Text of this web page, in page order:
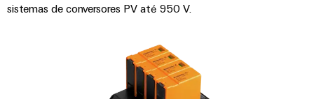
sistemas de conversores PV até 950 V.